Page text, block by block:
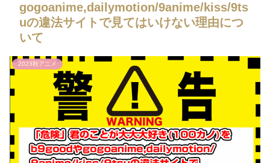
gogoanime,dailymotion/9anime/kiss/9ts
uの違法サイトで見てはいけない理由につ
いて
2023秋アニメ